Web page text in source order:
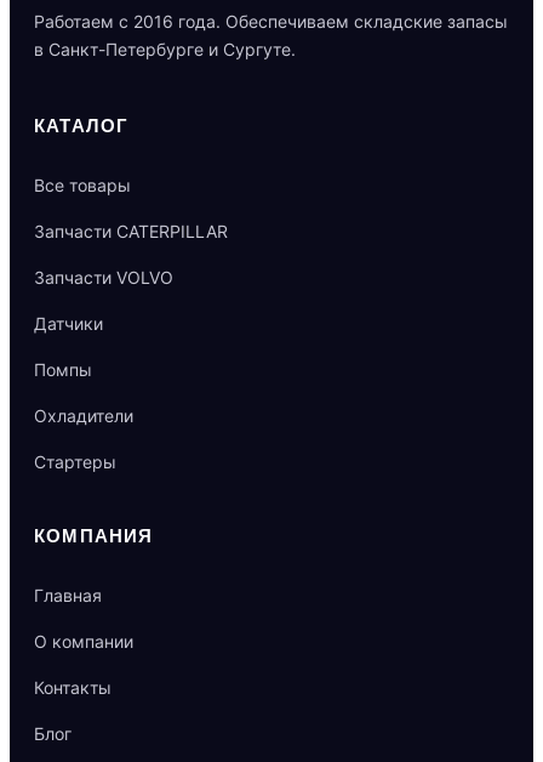
Работаем с 2016 года. Обеспечиваем складские запасы
в Санкт-Петербурге и Сургуте.
КАТАЛОГ
Все товары
Запчасти CATERPILLAR
Запчасти VOLVO
Датчики
Помпы
Охладители
Стартеры
КОМПАНИЯ
Главная
О компании
Контакты
Блог